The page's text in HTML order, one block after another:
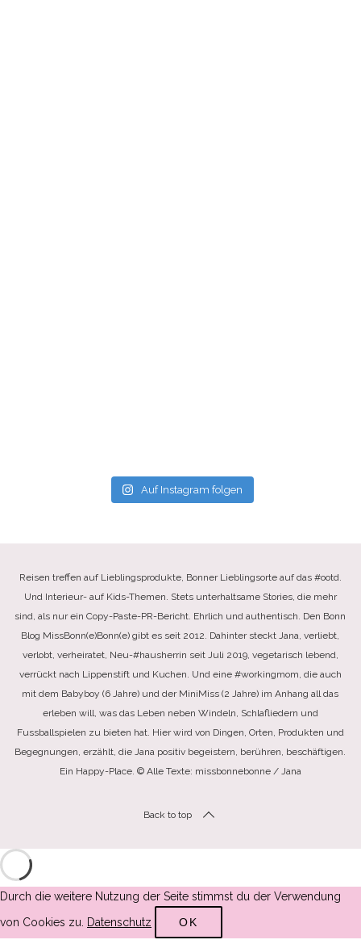
Auf Instagram folgen
Reisen treffen auf Lieblingsprodukte, Bonner Lieblingsorte auf das #ootd.
Und Interieur- auf Kids-Themen. Stets unterhaltsame Stories, die mehr
sind, als nur ein Copy-Paste-PR-Bericht. Ehrlich und authentisch. Den Bonn
Blog MissBonn(e)Bonn(e) gibt es seit 2012. Dahinter steckt Jana, verliebt,
verlobt, verheiratet, Neu-#hausherrin seit Juli 2019, vegetarisch lebend,
verrückt nach Lippenstift und Kuchen. Und eine #workingmom, die auch
mit dem Babyboy (6 Jahre) und der MiniMiss (2 Jahre) im Anhang all das
erleben will, was das Leben neben Windeln, Schlafliedern und
Fussballspielen zu bieten hat. Hier wird von Dingen, Orten, Produkten und
Begegnungen, erzählt, die Jana positiv begeistern, berühren, beschäftigen.
Ein Happy-Place. © Alle Texte: missbonnebonne / Jana
Back to top
Durch die weitere Nutzung der Seite stimmst du der Verwendung
von Cookies zu. Datenschutz OK